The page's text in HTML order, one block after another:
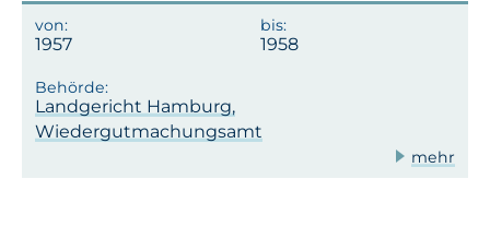
1957 1958
Landgericht Hamburg,
Wiedergutmachungsamt
mehr